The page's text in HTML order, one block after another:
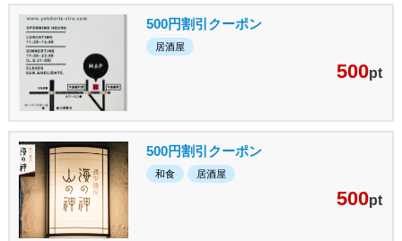
500円割引クーポン
居酒屋
500pt
500円割引クーポン
和食 居酒屋
500pt